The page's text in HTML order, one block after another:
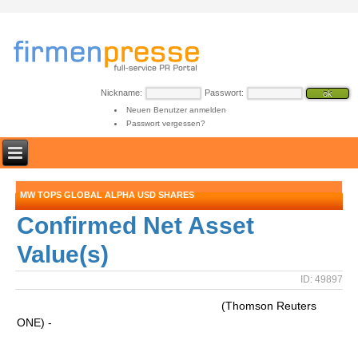
Nickname: Passwort:
Neuen Benutzer anmelden
Passwort vergessen?
MW TOPS GLOBAL ALPHA USD SHARES
Confirmed Net Asset
Value(s)
ID: 49897
(Thomson Reuters
ONE) -